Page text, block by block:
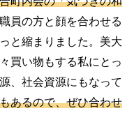
員の方と顔を合わせる
と縮まりました。美大
買い物もする私にとっ
、社会資源にもなって
あるので、ぜひ合わせ